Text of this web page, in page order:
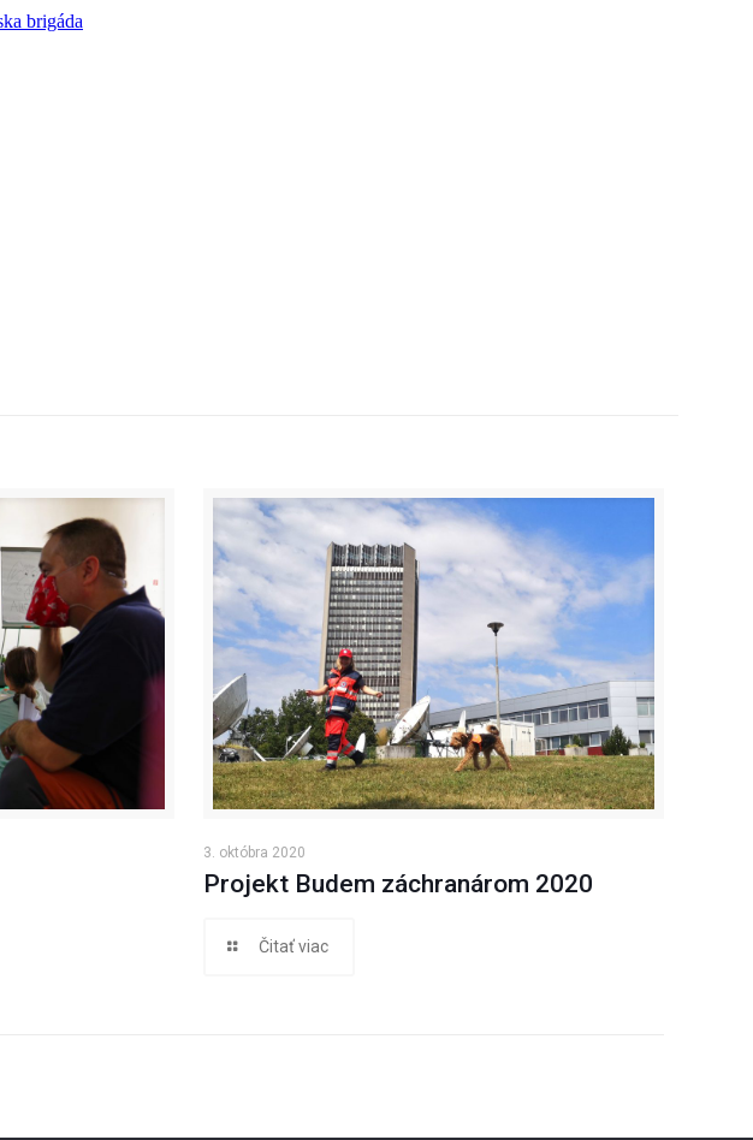
3. októbra 2020
Projekt Budem záchranárom 2020
Čitať viac